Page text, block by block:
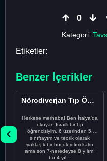
0
Kategori:
Etiketler:
Benzer İçerikler
Nörodiverjan Tıp Öğrencisi Yeni Bir Yol Arıyor
Herkese merhaba! Ben İtalya'da
okuyan İsrailli bir tıp
öğrencisiyim. 6 üzerinden 5.
sınıftayım ve teorik olarak
yaklaşık bir buçuk yılım kaldı
ama son 7-neredeyse 8 yılımı
bu 4 yıl...